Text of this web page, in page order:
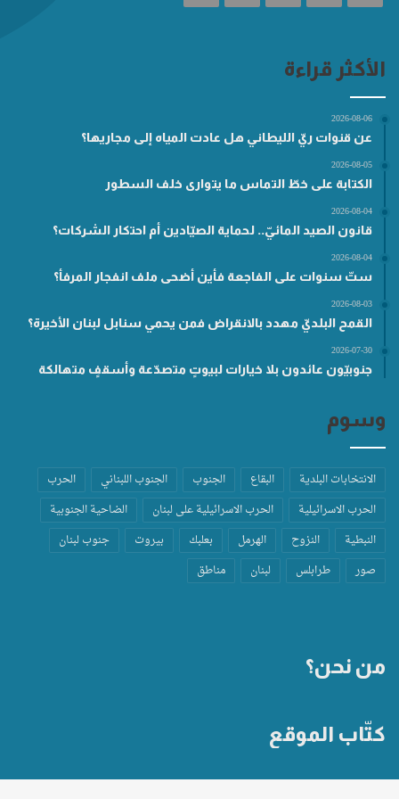
الأكثر قراءة
2026-08-06
عن قنوات ريّ الليطاني هل عادت المياه إلى مجاريها؟
2026-08-05
الكتابة على خطّ التماس ما يتوارى خلف السطور
2026-08-04
قانون الصيد المائيّ.. لحماية الصيّادين أم احتكار الشركات؟
2026-08-04
ستّ سنوات على الفاجعة فأين أضحى ملف انفجار المرفأ؟
2026-08-03
القمح البلديّ مهدد بالانقراض فمن يحمي سنابل لبنان الأخيرة؟
2026-07-30
جنوبيّون عائدون بلا خيارات لبيوتٍ متصدّعة وأسقفٍ متهالكة
وسوم
الانتخابات البلدية البقاع الجنوب الجنوب اللبناني
الحرب
الحرب الاسرائيلية
الحرب الاسرائيلية على لبنان
الضاحية الجنوبية
النبطية
النزوح الهرمل بعلبك بيروت
جنوب لبنان
صور
طرابلس لبنان مناطق
من نحن؟
كتّاب الموقع